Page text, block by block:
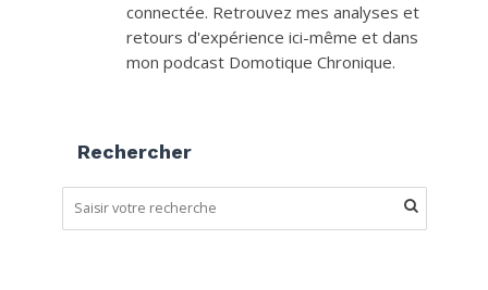
connectée. Retrouvez mes analyses et
retours d'expérience ici-même et dans
mon podcast Domotique Chronique.
Rechercher